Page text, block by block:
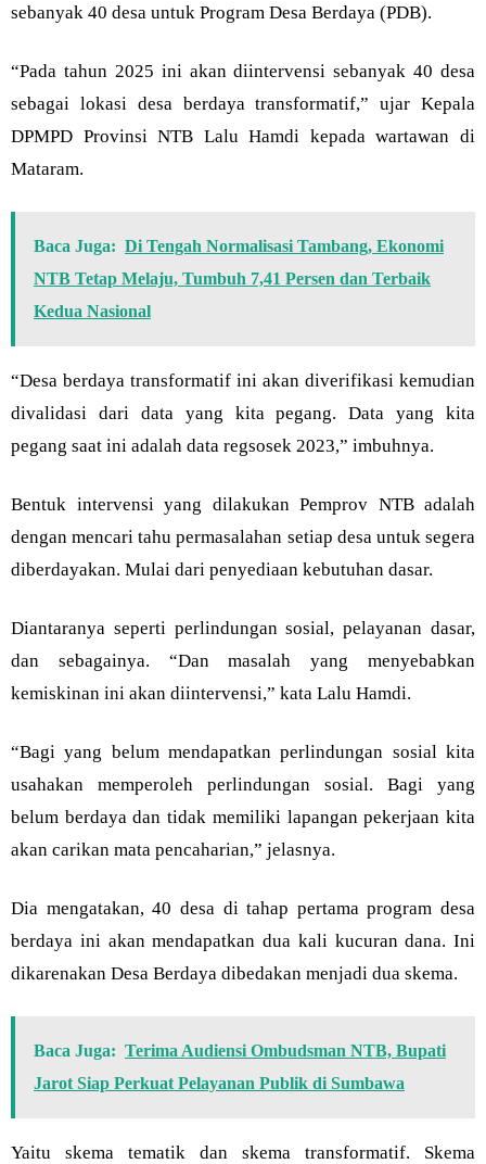
sebanyak 40 desa untuk Program Desa Berdaya (PDB).
“Pada tahun 2025 ini akan diintervensi sebanyak 40 desa
sebagai lokasi desa berdaya transformatif,” ujar Kepala
DPMPD Provinsi NTB Lalu Hamdi kepada wartawan di
Mataram.
Baca Juga: Di Tengah Normalisasi Tambang, Ekonomi
NTB Tetap Melaju, Tumbuh 7,41 Persen dan Terbaik
Kedua Nasional
“Desa berdaya transformatif ini akan diverifikasi kemudian
divalidasi dari data yang kita pegang. Data yang kita
pegang saat ini adalah data regsosek 2023,” imbuhnya.
Bentuk intervensi yang dilakukan Pemprov NTB adalah
dengan mencari tahu permasalahan setiap desa untuk segera
diberdayakan. Mulai dari penyediaan kebutuhan dasar.
Diantaranya seperti perlindungan sosial, pelayanan dasar,
dan sebagainya. “Dan masalah yang menyebabkan
kemiskinan ini akan diintervensi,” kata Lalu Hamdi.
“Bagi yang belum mendapatkan perlindungan sosial kita
usahakan memperoleh perlindungan sosial. Bagi yang
belum berdaya dan tidak memiliki lapangan pekerjaan kita
akan carikan mata pencaharian,” jelasnya.
Dia mengatakan, 40 desa di tahap pertama program desa
berdaya ini akan mendapatkan dua kali kucuran dana. Ini
dikarenakan Desa Berdaya dibedakan menjadi dua skema.
Baca Juga: Terima Audiensi Ombudsman NTB, Bupati
Jarot Siap Perkuat Pelayanan Publik di Sumbawa
Yaitu skema tematik dan skema transformatif. Skema